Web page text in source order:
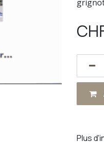
Plus